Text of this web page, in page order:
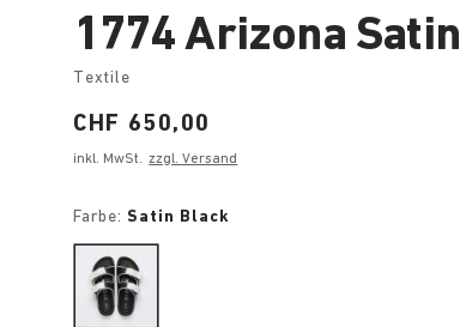
1774 Arizona Satin
Textile
Price:
CHF 650,00
inkl. MwSt. zzgl. Versand
Farbe:Satin Black